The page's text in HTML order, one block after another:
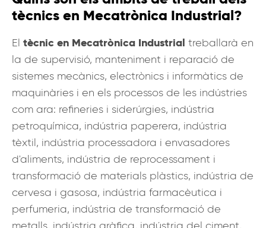
tècnics en Mecatrònica Industrial?
El tècnic en Mecatrònica Industrial treballarà en
la de supervisió, manteniment i reparació de
sistemes mecànics, electrònics i informàtics de
maquinàries i en els processos de les indústries
com ara: refineries i siderúrgies, indústria
petroquímica, indústria paperera, indústria
tèxtil, indústria processadora i envasadores
d'aliments, indústria de reprocessament i
transformació de materials plàstics, indústria de
cervesa i gasosa, indústria farmacèutica i
perfumeria, indústria de transformació de